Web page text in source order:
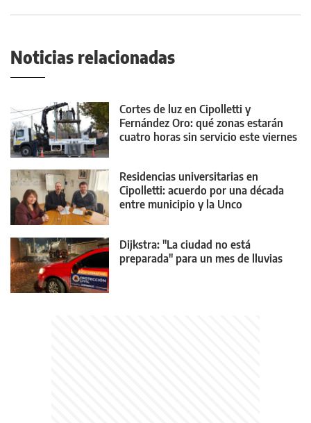
Noticias relacionadas
Cortes de luz en Cipolletti y
Fernández Oro: qué zonas estarán
cuatro horas sin servicio este viernes
Residencias universitarias en
Cipolletti: acuerdo por una década
entre municipio y la Unco
Dijkstra: "La ciudad no está
preparada" para un mes de lluvias